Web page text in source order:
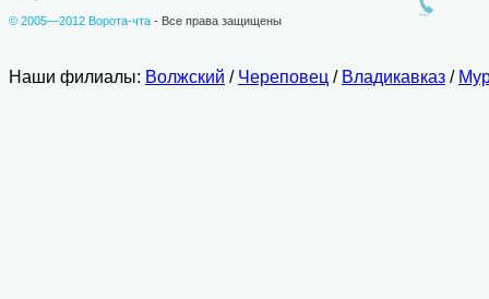
© 2005—2012 Ворота-чта - Все права защищены
Наши филиалы: Волжский / Череповец / Владикавказ /